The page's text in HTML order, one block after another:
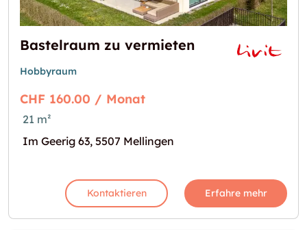
Bastelraum zu vermieten
Hobbyraum
CHF 160.00 / Monat
21 m²
Im Geerig 63, 5507 Mellingen
Kontaktieren Erfahre mehr